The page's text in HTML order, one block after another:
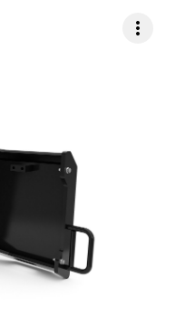
more_vert